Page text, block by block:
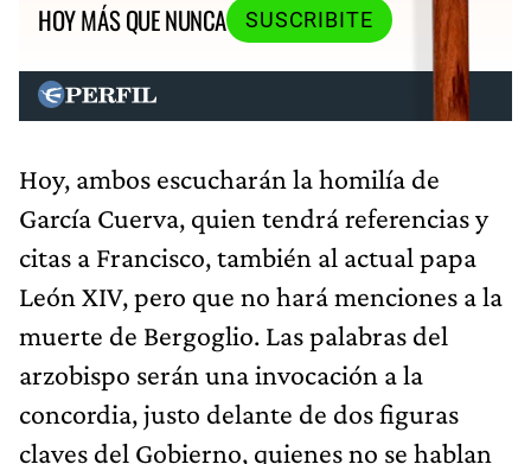
HOY MÁS QUE NUNCA
SUSCRIBITE
Hoy, ambos escucharán la homilía de
García Cuerva, quien tendrá referencias y
citas a Francisco, también al actual papa
León XIV, pero que no hará menciones a la
muerte de Bergoglio. Las palabras del
arzobispo serán una invocación a la
concordia, justo delante de dos figuras
claves del Gobierno, quienes no se hablan